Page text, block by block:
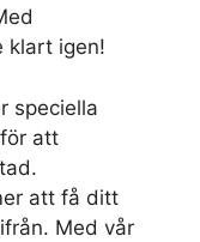
klart igen!
speciella
att
att få ditt
Med vår